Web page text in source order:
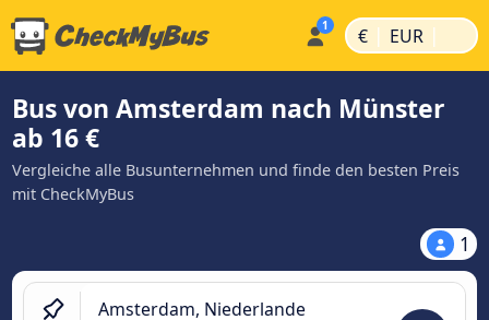
€ | EUR |
Bus von Amsterdam nach Münster
ab 16 €
Vergleiche alle Busunternehmen und finde den besten Preis
mit CheckMyBus
1